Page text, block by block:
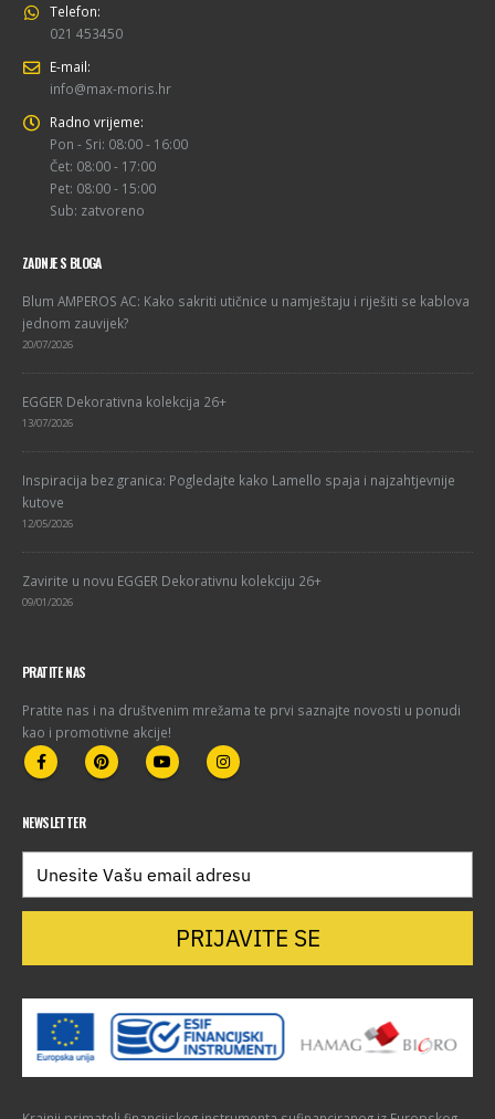
Telefon:
021 453450
E-mail:
info@max-moris.hr
Radno vrijeme:
Pon - Sri: 08:00 - 16:00
Čet: 08:00 - 17:00
Pet: 08:00 - 15:00
Sub: zatvoreno
ZADNJE S BLOGA
Blum AMPEROS AC: Kako sakriti utičnice u namještaju i riješiti se kablova
jednom zauvijek?
20/07/2026
EGGER Dekorativna kolekcija 26+
13/07/2026
Inspiracija bez granica: Pogledajte kako Lamello spaja i najzahtjevnije
kutove
12/05/2026
Zavirite u novu EGGER Dekorativnu kolekciju 26+
09/01/2026
PRATITE NAS
Pratite nas i na društvenim mrežama te prvi saznajte novosti u ponudi
kao i promotivne akcije!
NEWSLETTER
PRIJAVITE SE